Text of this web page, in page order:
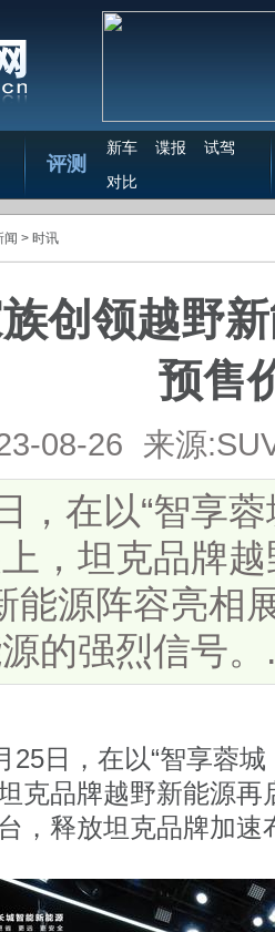
评测
新车 谍报
试驾
对比
闻 > 时讯
创领越野
预售
08-26 来源
，在以“智享
，坦克品牌
能源阵容亮相
的强烈信号。
25日，在以“智享蓉
坦克品牌越野新能源
，释放坦克品牌加